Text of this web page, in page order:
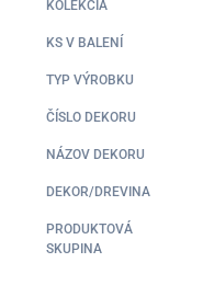
KOLEKCIA
KS V BALENÍ
TYP VÝROBKU
ČÍSLO DEKORU
NÁZOV DEKORU
DEKOR/DREVINA
PRODUKTOVÁ
SKUPINA